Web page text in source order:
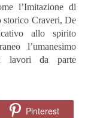
l’Imitazione di
storico Craveri, De
allo spirito
l’umanesimo
lavori da parte
Pinterest